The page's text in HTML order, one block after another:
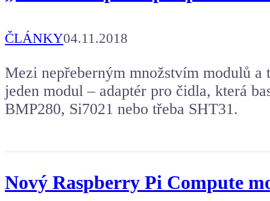
ČLÁNKY04.11.2018
Mezi nepřeberným množstvím modulů
jeden modul – adaptér pro čidla, která
BMP280, Si7021 nebo třeba SHT31.
Nový Raspberry Pi Compute